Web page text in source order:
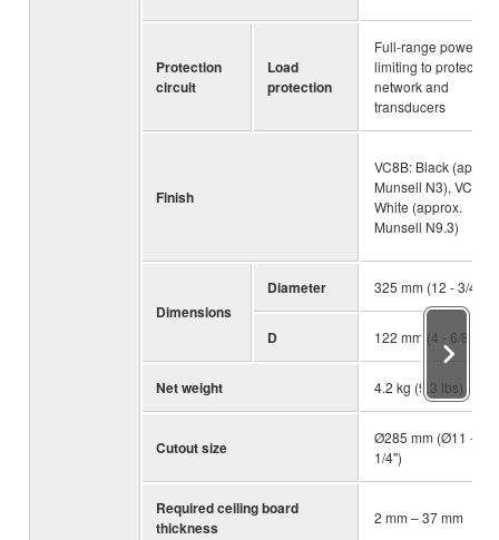
Protection
circuit
Load
protection
Full-range power
limiting to protect
network and
transducers
Finish
VC8B: Black
Munsell N3), VC8W:
White (approx.
Munsell N9.3)
Dimensions
Diameter 325 mm (12 - 3/4")
D 122 mm (4 - 6/8")
Net weight 4.2 kg (9.3 lbs)
Cutout size
Ø285 mm (Ø11 -
1/4")
Required ceiling board
thickness
2 mm – 37 mm